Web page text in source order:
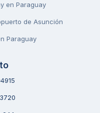
en Paraguay
de Asunción
Paraguay